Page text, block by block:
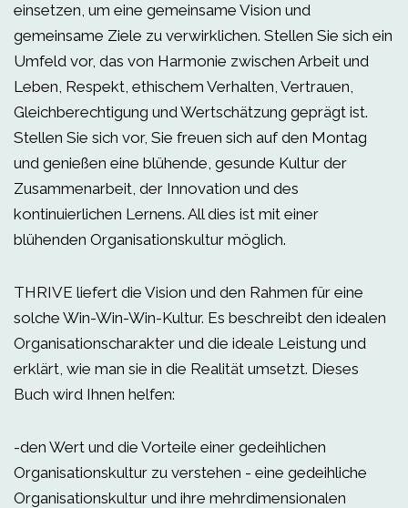
einsetzen, um eine gemeinsame Vision und
gemeinsame Ziele zu verwirklichen. Stellen Sie sich ein
Umfeld vor, das von Harmonie zwischen Arbeit und
Leben, Respekt, ethischem Verhalten, Vertrauen,
Gleichberechtigung und Wertschätzung geprägt ist.
Stellen Sie sich vor, Sie freuen sich auf den Montag
und genießen eine blühende, gesunde Kultur der
Zusammenarbeit, der Innovation und des
kontinuierlichen Lernens. All dies ist mit einer
blühenden Organisationskultur möglich.
THRIVE liefert die Vision und den Rahmen für eine
solche Win-Win-Win-Kultur. Es beschreibt den idealen
Organisationscharakter und die ideale Leistung und
erklärt, wie man sie in die Realität umsetzt. Dieses
Buch wird Ihnen helfen:
-den Wert und die Vorteile einer gedeihlichen
Organisationskultur zu verstehen - eine gedeihliche
Organisationskultur und ihre mehrdimensionalen